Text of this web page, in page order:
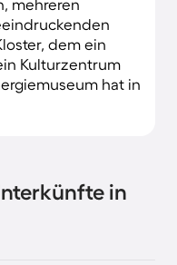
mehreren
dem ein
Kulturzentrum
hat in
in